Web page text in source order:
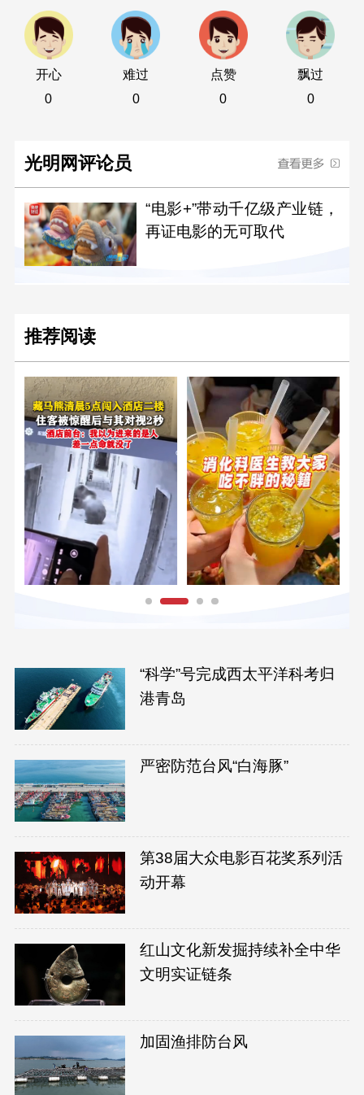
开心
0
难过
0
点赞
0
飘过
0
光明网评论员
“电影+”带动千亿级产业链，
再证电影的无可取代
推荐阅读
“科学”号完成西太平洋科考归
港青岛
严密防范台风“白海豚”
第38届大众电影百花奖系列活
动开幕
红山文化新发掘持续补全中华
文明实证链条
加固渔排防台风